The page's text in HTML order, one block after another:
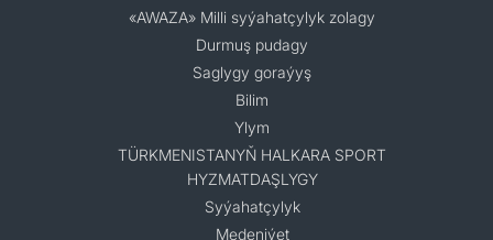
«AWAZA» Milli syýahatçylyk zolagy
Durmuş pudagy
Saglygy goraýyş
Bilim
Ylym
TÜRKMENISTANYŇ HALKARA SPORT
HYZMATDAŞLYGY
Syýahatçylyk
Medeniýet